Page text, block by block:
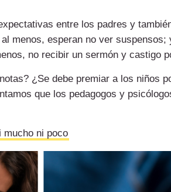
entre los padres y
menos, esperan no ver suspensos;
no recibir un sermón y castigo
¿Se debe premiar a los niños
que los pedagogos y
mucho ni poco